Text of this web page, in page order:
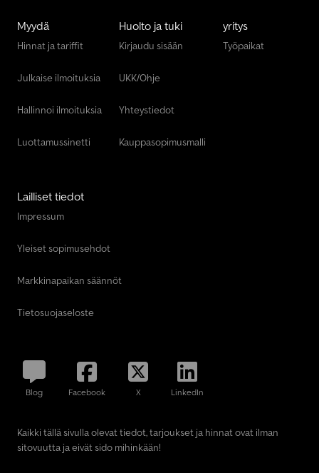
Myydä
Hinnat ja tariffit
Julkaise ilmoituksia
Hallinnoi ilmoituksia
Luottamussinetti
Huolto ja tuki
Kirjaudu sisään
UKK/Ohje
Yhteystiedot
Kauppasopimusmalli
yritys
Työpaikat
Lailliset tiedot
Impressum
Yleiset sopimusehdot
Markkinapaikan säännöt
Tietosuojaseloste
Blog Facebook X LinkedIn
Kaikki tällä sivulla olevat tiedot, tarjoukset ja hinnat ovat ilman
sitovuutta ja eivät sido mihinkään!